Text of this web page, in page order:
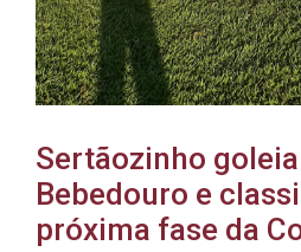
Sertãozinho
Bebedouro e
próxima fase da